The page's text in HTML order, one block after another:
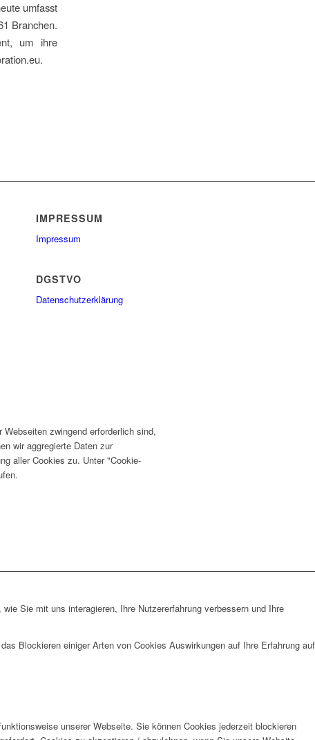
umfasst
Branchen.
um ihre
IMPRESSUM
Impressum
DGSTVO
Datenschutzerklärung
zwingend erforderlich sind,
wir aggregierte Daten zur
aller Cookies zu. Unter "Cookie-
Sie mit uns interagieren, Ihre Nutzererfahrung verbessern und Ihre
Blockieren einiger Arten von Cookies Auswirkungen auf Ihre Erfahrung auf
unserer Webseite. Sie können Cookies jederzeit blockieren